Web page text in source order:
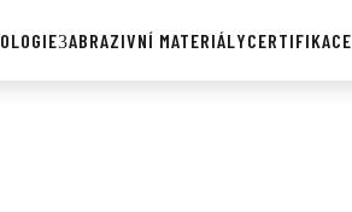
ABRAZIVNÍ MATERIÁLYCERTIFIKACE